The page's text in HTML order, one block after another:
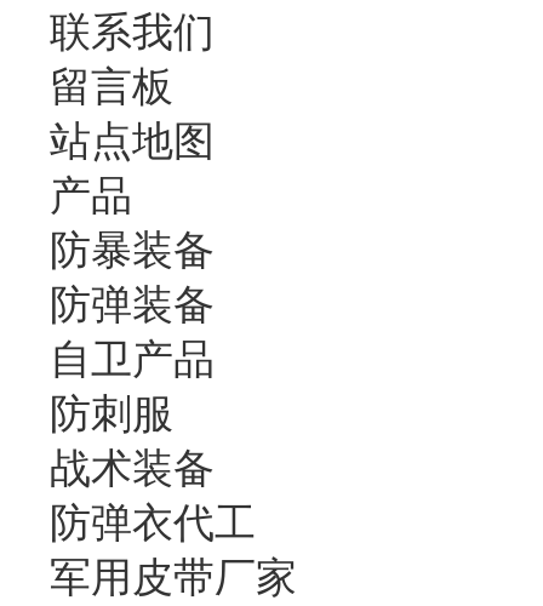
联系我们
留言板
站点地图
产品
防暴装备
防弹装备
自卫产品
防刺服
战术装备
防弹衣代工
军用皮带厂家